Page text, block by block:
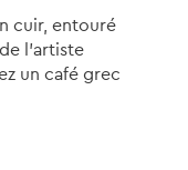
cuir, entouré
l'artiste
un café grec